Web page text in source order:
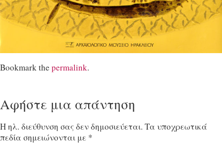
Bookmark the permalink.
Αφήστε μια απάντηση
Η ηλ. διεύθυνση σας δεν δημοσιεύεται. Τα υποχρεωτικά
πεδία σημειώνονται με *